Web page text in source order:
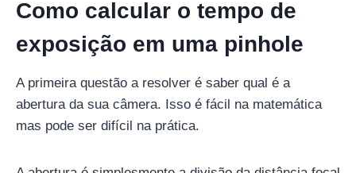
Como calcular o tempo de
exposição em uma pinhole
A primeira questão a resolver é saber qual é a
abertura da sua câmera. Isso é fácil na matemática
mas pode ser difícil na prática.